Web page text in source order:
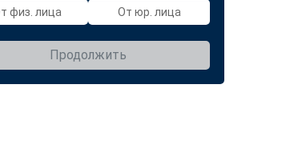
физ. лица От юр. лица
Продолжить